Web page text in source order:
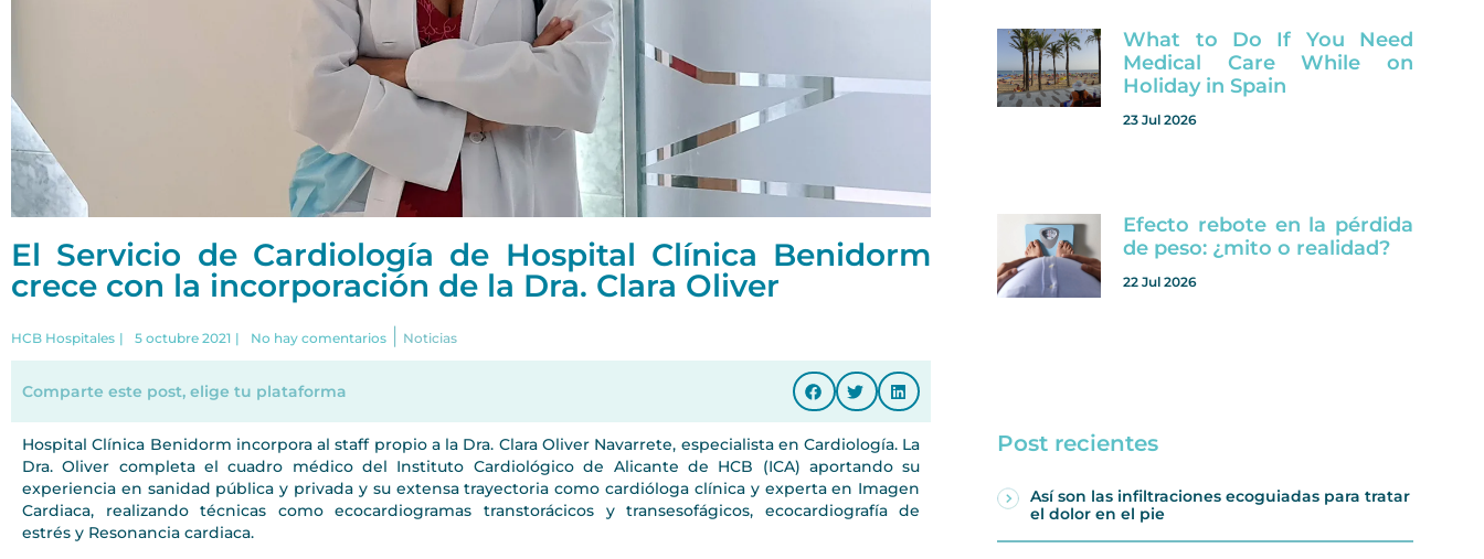
El Servicio de Cardiología de Hospital Clínica Benidorm
crece con la incorporación de la Dra. Clara Oliver
HCB Hospitales | 5 octubre 2021 | No hay comentarios Noticias
Comparte este post, elige tu plataforma
Hospital Clínica Benidorm incorpora al staff propio a la Dra. Clara Oliver Navarrete, especialista en Cardiología. La
Dra. Oliver completa el cuadro médico del Instituto Cardiológico de Alicante de HCB (ICA) aportando su
experiencia en sanidad pública y privada y su extensa trayectoria como cardióloga clínica y experta en Imagen
Cardiaca, realizando técnicas como ecocardiogramas transtorácicos y transesofágicos, ecocardiografía de
estrés y Resonancia cardiaca.
What to Do If You Need
Medical Care While on
Holiday in Spain
23 Jul 2026
Efecto rebote en la pérdida
de peso: ¿mito o realidad?
22 Jul 2026
Post recientes
Así son las infiltraciones ecoguiadas para tratar
el dolor en el pie